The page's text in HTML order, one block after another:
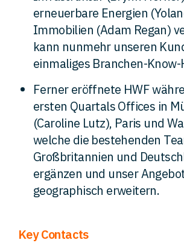
erneuerbare Energien
Immobilien (Adam Regan)
kann nunmehr unseren
einmaliges Branchen-
Ferner eröffnete HWF
ersten Quartals Offices in
(Caroline Lutz), Paris und
welche die bestehenden
Großbritannien und
ergänzen und unser
geographisch erweitern.
Key Contacts